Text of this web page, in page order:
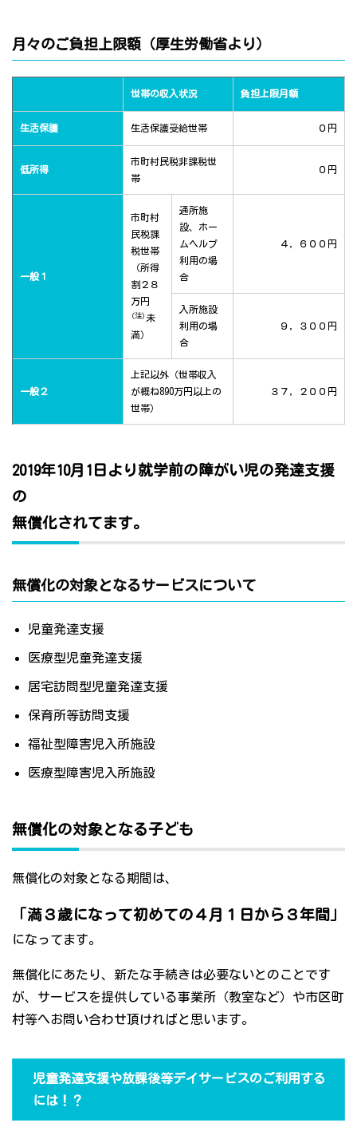
月々のご負担上限額（厚生労働省より）
世帯の収入状況 負担上限月額
生活保護 生活保護受給世帯 ０円
低所得
市町村民税非課税世
帯
０円
一般１
市町村
民税課
税世帯
（所得
割２８
万円
(注) 未
満）
通所施
設、ホー
ムヘルプ
利用の場
合
４，６００円
入所施設
利用の場
合
９，３００円
一般２
上記以外（世帯収入
が概ね890万円以上の
世帯）
３７，２００円
2019年10月1日より就学前の障がい児の発達支援
の
無償化されてます。
無償化の対象となるサービスについて
児童発達支援
医療型児童発達支援
居宅訪問型児童発達支援
保育所等訪問支援
福祉型障害児入所施設
医療型障害児入所施設
無償化の対象となる子ども
無償化の対象となる期間は、
「満３歳になって初めての４月１日から３年間」
になってます。
無償化にあたり、新たな手続きは必要ないとのことです
が、サービスを提供している事業所（教室など）や市区町
村等へお問い合わせ頂ければと思います。
児童発達支援や放課後等デイサービスのご利用する
には！？